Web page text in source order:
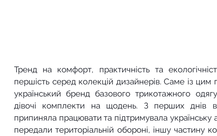
Тренд на комфорт, практичність та
першість серед колекцій дизайнерів. Саме із
український бренд базового трикотажного
дівочі комплекти на щодень. З перших днів
припиняла працювати та підтримувала українську
передали територіальній обороні, іншу частину